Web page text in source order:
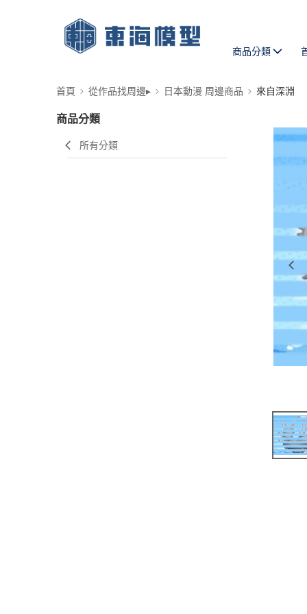
商品分類
首頁 從作品找周邊▸ 日本動漫 周邊商品 來自深淵
商品分類
所有分類